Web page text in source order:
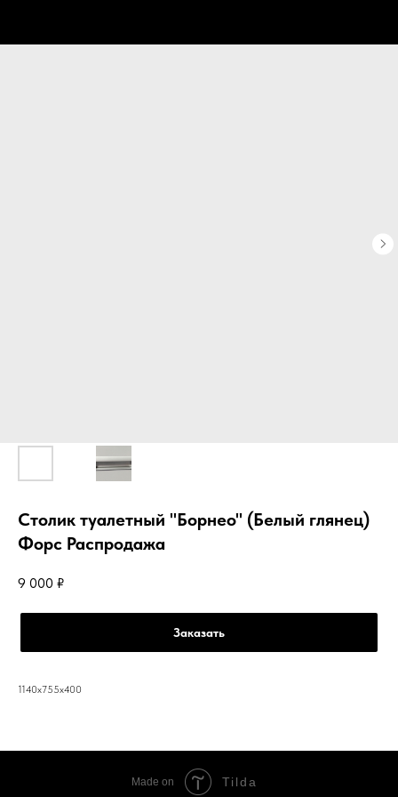
Столик туалетный "Борнео" (Белый глянец)
Форс Распродажа
9 000 ₽
Заказать
1140х755х400
Made on Tilda